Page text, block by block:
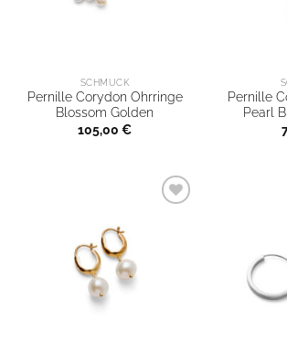
SCHMUCK
Pernille Corydon Ohrringe
Blossom Golden
105,00 €
Pernille
Pearl